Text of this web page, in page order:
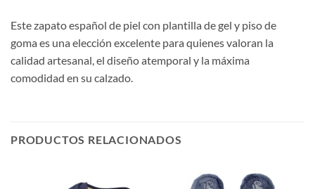
Este zapato español de piel con plantilla de gel y piso de
goma es una elección excelente para quienes valoran la
calidad artesanal, el diseño atemporal y la máxima
comodidad en su calzado.
PRODUCTOS RELACIONADOS